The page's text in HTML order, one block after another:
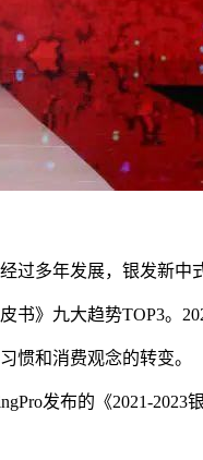
过多年发展，银发新中
书》九大趋势TOP3。
惯和消费观念的转变。
发布的《2021-